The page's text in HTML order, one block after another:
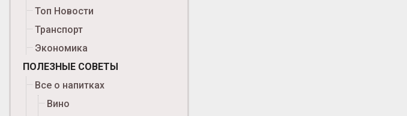
Топ Новости
Транспорт
Экономика
ПОЛЕЗНЫЕ СОВЕТЫ
Все о напитках
Вино